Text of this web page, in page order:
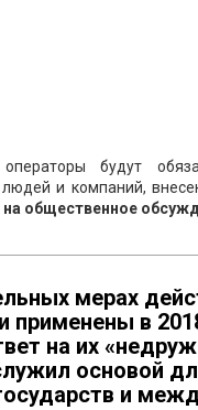
будут
и компаний,
общественное
мерах
применены в
на их
основой
и